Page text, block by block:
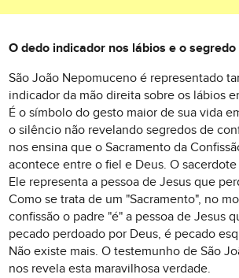
O dedo indicador nos lábios e o
São João Nepomuceno é representado
indicador da mão direita sobre os lábios
É o símbolo do gesto maior de sua vida
o silêncio não revelando segredos de
nos ensina que o Sacramento da
acontece entre o fiel e Deus. O
Ele representa a pessoa de Jesus que
Como se trata de um "Sacramento", no
confissão o padre "é" a pessoa de Jesus
pecado perdoado por Deus, é pecado
Não existe mais. O testemunho de São
nos revela esta maravilhosa verdade.